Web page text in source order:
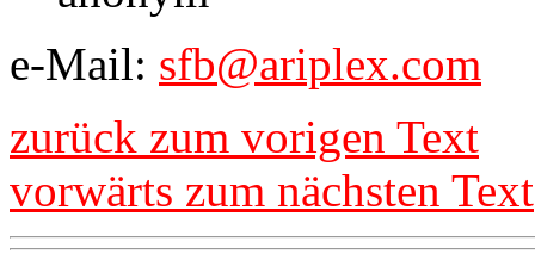
e-Mail: sfb@ariplex.com
zurück zum vorigen Text
vorwärts zum nächsten Text